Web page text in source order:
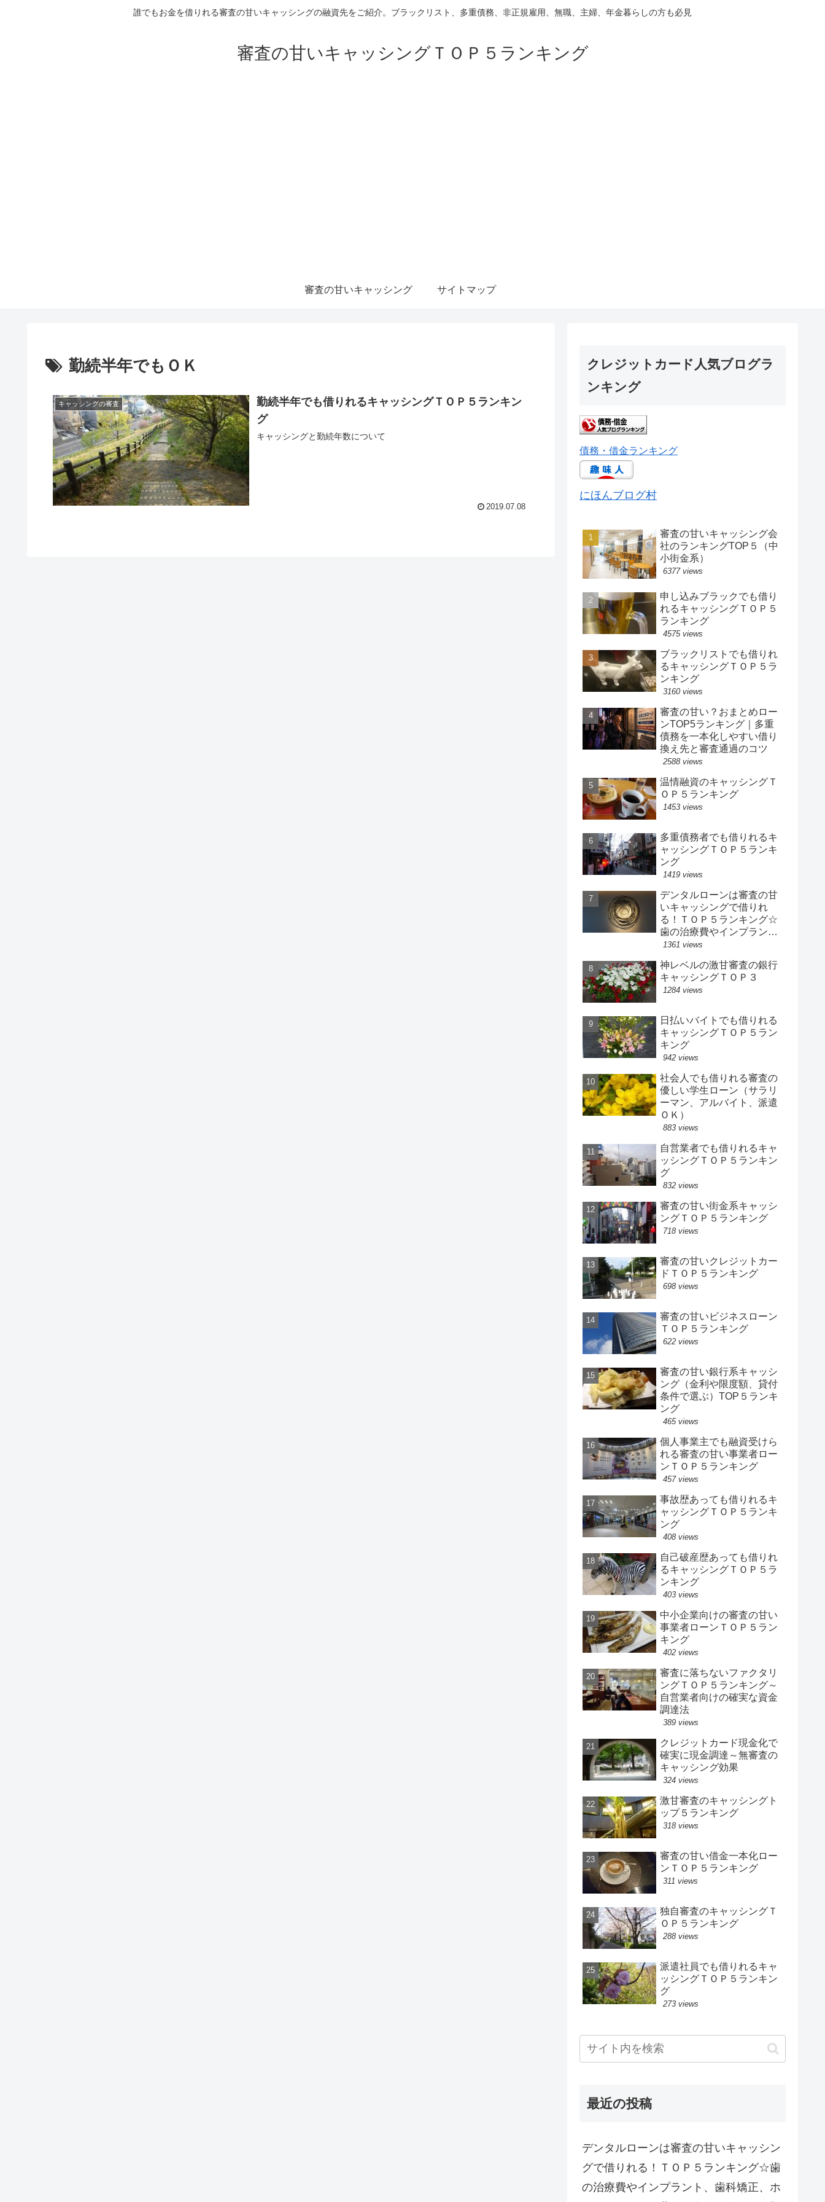
誰でもお金を借りれる審査の甘いキャッシングの融資先をご紹介。ブラックリスト、多重債務、非正規雇用、無職、主婦、年金暮らしの方も必見
審査の甘いキャッシングＴＯＰ５ランキング
審査の甘いキャッシング サイトマップ
勤続半年でもＯＫ
キャッシングの審査
勤続半年でも借りれるキャッシングＴＯＰ５ランキン
グ
キャッシングと勤続年数について
2019.07.08
クレジットカード人気ブログラ
ンキング
債務・借金ランキング
にほんブログ村
審査の甘いキャッシング会
社のランキングTOP５（中
小街金系）
6377 views
申し込みブラックでも借り
れるキャッシングＴＯＰ５
ランキング
4575 views
ブラックリストでも借りれ
るキャッシングＴＯＰ５ラ
ンキング
3160 views
審査の甘い？おまとめロー
ンTOP5ランキング｜多重
債務を一本化しやすい借り
換え先と審査通過のコツ
2588 views
温情融資のキャッシングＴ
ＯＰ５ランキング
1453 views
多重債務者でも借りれるキ
ャッシングＴＯＰ５ランキ
ング
1419 views
デンタルローンは審査の甘
いキャッシングで借りれ
る！ＴＯＰ５ランキング☆
歯の治療費やインプラン
ト、歯科矯正、ホワイトニ
る即日キャッシングで
1361 views
神レベルの激甘審査の銀行
キャッシングＴＯＰ３
1284 views
日払いバイトでも借りれる
キャッシングＴＯＰ５ラン
キング
942 views
社会人でも借りれる審査の
優しい学生ローン（サラリ
ーマン、アルバイト、派遣
ＯＫ）
883 views
自営業者でも借りれるキャ
ッシングＴＯＰ５ランキン
グ
832 views
審査の甘い街金系キャッシ
ングＴＯＰ５ランキング
718 views
審査の甘いクレジットカー
ドＴＯＰ５ランキング
698 views
審査の甘いビジネスローン
ＴＯＰ５ランキング
622 views
審査の甘い銀行系キャッシ
ング（金利や限度額、貸付
条件で選ぶ）TOP５ランキ
ング
465 views
個人事業主でも融資受けら
れる審査の甘い事業者ロー
ンＴＯＰ５ランキング
457 views
事故歴あっても借りれるキ
ャッシングＴＯＰ５ランキ
ング
408 views
自己破産歴あっても借りれ
るキャッシングＴＯＰ５ラ
ンキング
403 views
中小企業向けの審査の甘い
事業者ローンＴＯＰ５ラン
キング
402 views
審査に落ちないファクタリ
ングＴＯＰ５ランキング～
自営業者向けの確実な資金
調達法
389 views
クレジットカード現金化で
確実に現金調達～無審査の
キャッシング効果
324 views
激甘審査のキャッシングト
ップ５ランキング
318 views
審査の甘い借金一本化ロー
ンＴＯＰ５ランキング
311 views
独自審査のキャッシングＴ
ＯＰ５ランキング
288 views
派遣社員でも借りれるキャ
ッシングＴＯＰ５ランキン
グ
273 views
最近の投稿
デンタルローンは審査の甘いキャッシン
グで借りれる！ＴＯＰ５ランキング☆歯
の治療費やインプラント、歯科矯正、ホ